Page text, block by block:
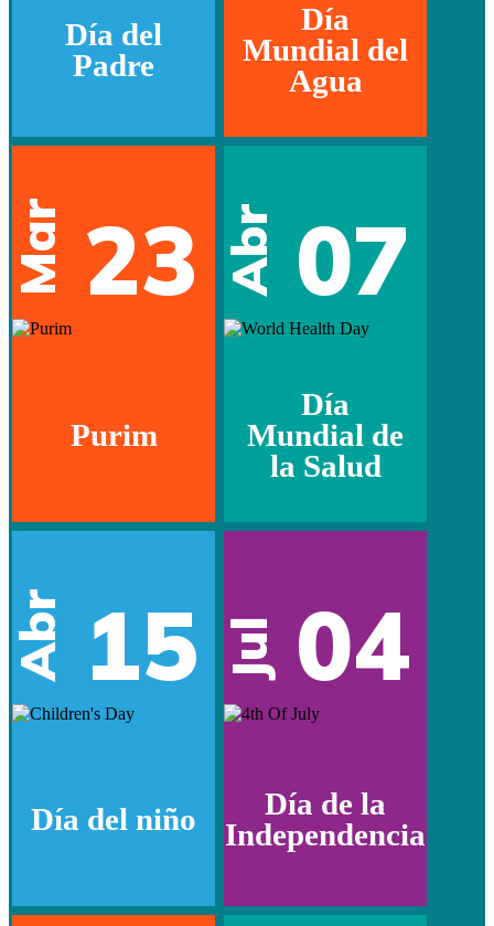
Día del
Padre
Día
Mundial del
Agua
Mar 23
Purim
Abr 07
Día
Mundial de
la Salud
Abr 15
Día del niño
Jul 04
Día de la
Independencia